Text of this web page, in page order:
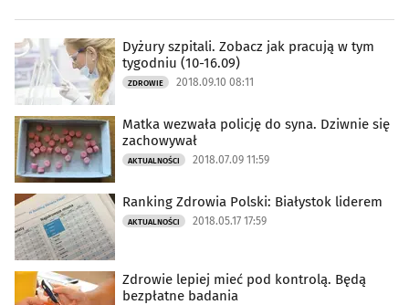
Dyżury szpitali. Zobacz jak pracują w tym
tygodniu (10-16.09)
ZDROWIE 2018.09.10 08:11
Matka wezwała policję do syna. Dziwnie się
zachowywał
AKTUALNOŚCI 2018.07.09 11:59
Ranking Zdrowia Polski: Białystok liderem
AKTUALNOŚCI 2018.05.17 17:59
Zdrowie lepiej mieć pod kontrolą. Będą
bezpłatne badania